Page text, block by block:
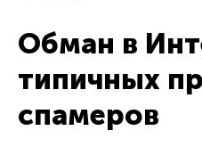
Обман в
типичных
спамеров